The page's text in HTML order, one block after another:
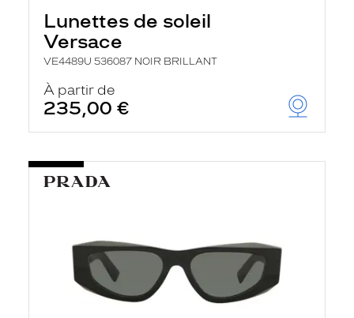
Lunettes de soleil
Versace
VE4489U 536087 NOIR BRILLANT
À partir de
235,00 €